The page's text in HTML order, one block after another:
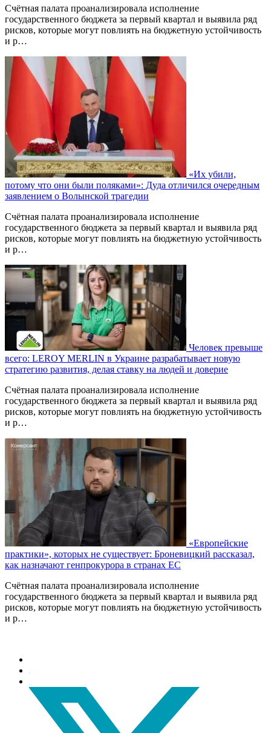
Счётная палата проанализировала исполнение
государственного бюджета за первый квартал и выявила ряд
рисков, которые могут повлиять на бюджетную устойчивость
и р…
«Их убили,
потому что они были поляками»: Дуда отличился очередным
заявлением о Волынской трагедии
Счётная палата проанализировала исполнение
государственного бюджета за первый квартал и выявила ряд
рисков, которые могут повлиять на бюджетную устойчивость
и р…
Человек превыше
всего: LEROY MERLIN в Украине разрабатывает новую
стратегию развития, делая ставку на людей и доверие
Счётная палата проанализировала исполнение
государственного бюджета за первый квартал и выявила ряд
рисков, которые могут повлиять на бюджетную устойчивость
и р…
«Европейские
практики», которых не существует: Броневицкий рассказал,
как назначают генпрокурора в странах ЕС
Счётная палата проанализировала исполнение
государственного бюджета за первый квартал и выявила ряд
рисков, которые могут повлиять на бюджетную устойчивость
и р…